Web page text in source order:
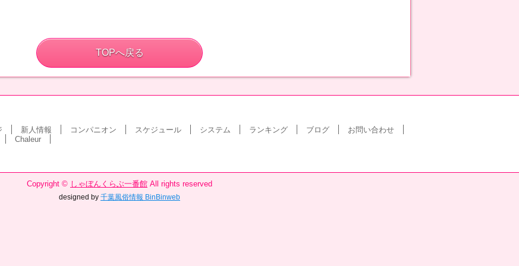
TOPへ戻る
新人情報 コンパニオン スケジュール システム ランキング ブログ
お問い合わせ
Chaleur
Copyright © しゃぼんくらぶ一番館 All rights reserved
designed by 千葉風俗情報 BinBinweb